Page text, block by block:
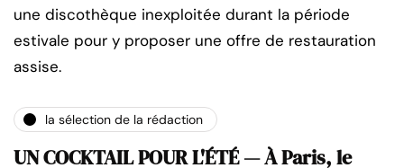
une discothèque inexploitée durant la période
estivale pour y proposer une offre de restauration
assise.
la sélection de la rédaction
UN COCKTAIL POUR L'ÉTÉ — À Paris, le